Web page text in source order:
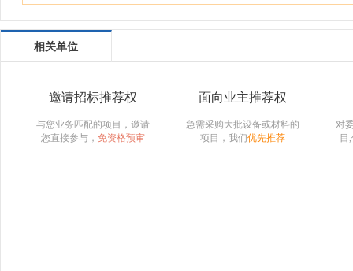
相关单位
邀请招标推荐权
与您业务匹配的项目，邀请
您直接参与， 免资格预审
面向业主推荐权
急需采购大批设备或材料的
项目，我们优先推荐
对
目